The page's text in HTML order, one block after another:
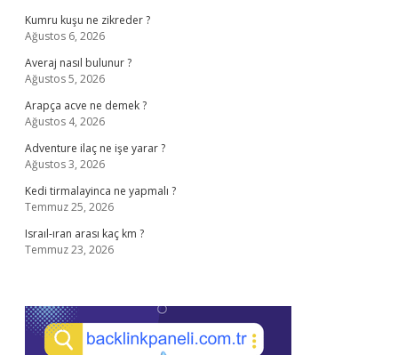
Kumru kuşu ne zikreder ?
Ağustos 6, 2026
Averaj nasıl bulunur ?
Ağustos 5, 2026
Arapça acve ne demek ?
Ağustos 4, 2026
Adventure ilaç ne işe yarar ?
Ağustos 3, 2026
Kedi tirmalayinca ne yapmalı ?
Temmuz 25, 2026
Israıl-ıran arası kaç km ?
Temmuz 23, 2026